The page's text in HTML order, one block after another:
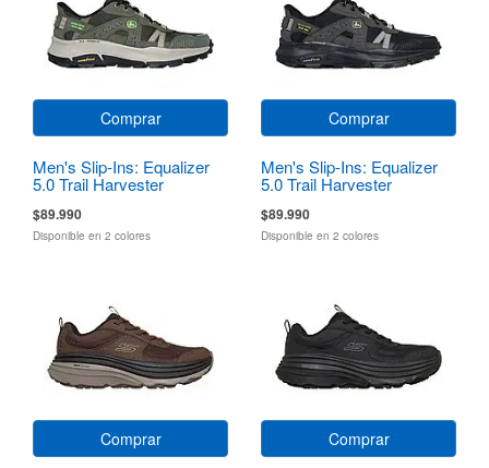
Comprar
Men's Slip-Ins: Equalizer
5.0 Trail Harvester
$89.990
Disponible en 2 colores
Comprar
Men's Slip-Ins: Equalizer
5.0 Trail Harvester
$89.990
Disponible en 2 colores
Comprar Comprar